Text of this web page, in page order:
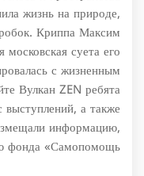
жизнь на природе,
Криппа Максим
суета его
с жизненным
Вулкан ZEN ребята
а также
информацию,
«Самопомощь+».